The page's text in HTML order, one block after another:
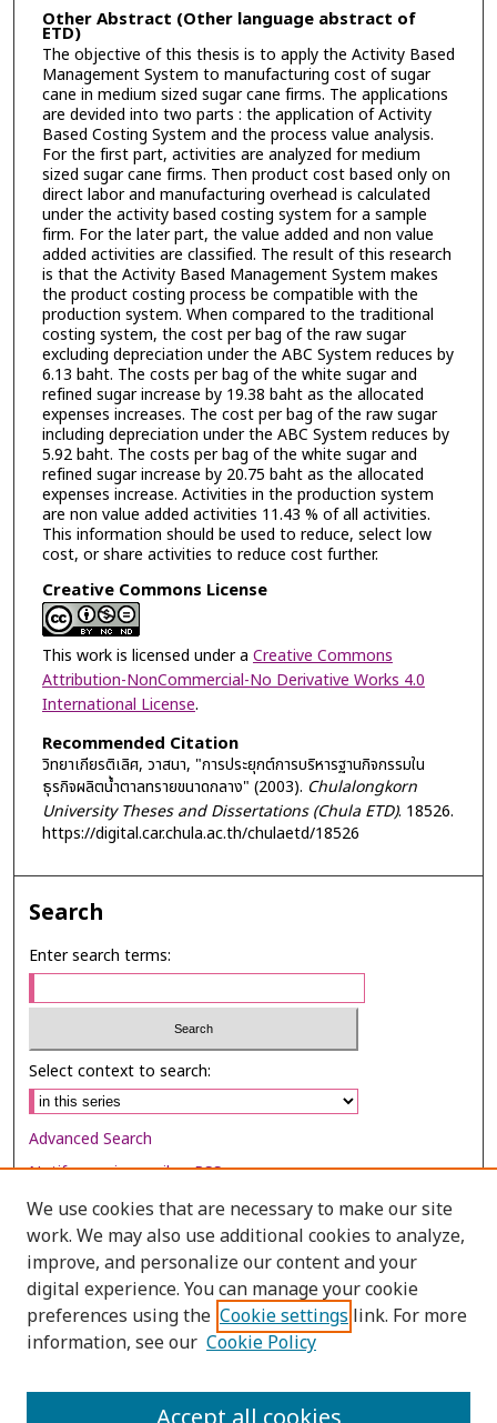
Other Abstract (Other language abstract of
ETD)
The objective of this thesis is to apply the Activity Based
Management System to manufacturing cost of sugar
cane in medium sized sugar cane firms. The applications
are devided into two parts : the application of Activity
Based Costing System and the process value analysis.
For the first part, activities are analyzed for medium
sized sugar cane firms. Then product cost based only on
direct labor and manufacturing overhead is calculated
under the activity based costing system for a sample
firm. For the later part, the value added and non value
added activities are classified. The result of this research
is that the Activity Based Management System makes
the product costing process be compatible with the
production system. When compared to the traditional
costing system, the cost per bag of the raw sugar
excluding depreciation under the ABC System reduces by
6.13 baht. The costs per bag of the white sugar and
refined sugar increase by 19.38 baht as the allocated
expenses increases. The cost per bag of the raw sugar
including depreciation under the ABC System reduces by
5.92 baht. The costs per bag of the white sugar and
refined sugar increase by 20.75 baht as the allocated
expenses increase. Activities in the production system
are non value added activities 11.43 % of all activities.
This information should be used to reduce, select low
cost, or share activities to reduce cost further.
Creative Commons License
This work is licensed under a Creative Commons
Attribution-NonCommercial-No Derivative Works 4.0
International License.
Recommended Citation
วิทยาเกียรติเลิศ, วาสนา, "การประยุกต์การบริหารฐานกิจกรรมใน
ธุรกิจผลิตน้ำตาลทรายขนาดกลาง" (2003). Chulalongkorn
University Theses and Dissertations (Chula ETD). 18526.
https://digital.car.chula.ac.th/chulaetd/18526
Search
Enter search terms:
Select context to search:
Advanced Search
Notify me via email orRSS
Browse
Collections
Disciplines
Authors
We use cookies that are necessary to make our site
work. We may also use additional cookies to analyze,
improve, and personalize our content and your
digital experience. You can manage your cookie
preferences using the Cookie settings link. For more
information, see our Cookie Policy